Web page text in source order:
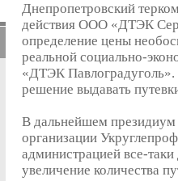
Днепропетровский
действия ООО «ДТЭК
определение цены
реальной социально-
«ДТЭК
решение выдавать
В дальнейшем президиум
организации
администрацией все-
увеличение количества